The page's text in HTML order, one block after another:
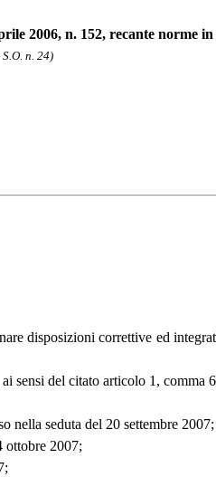
2006, n. 152, recante norme
n. 24)
disposizioni correttive ed
sensi del citato articolo 1, comma
nella seduta del 20 settembre 2007;
ottobre 2007;